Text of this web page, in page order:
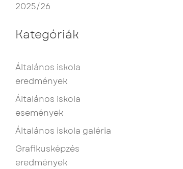
2025/26
Kategóriák
Általános iskola
eredmények
Általános iskola
események
Általános iskola galéria
Grafikusképzés
eredmények